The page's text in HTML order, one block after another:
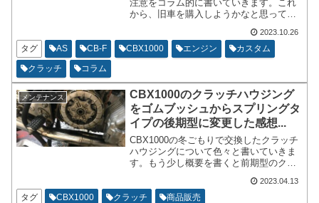
注意をコラム的に書いていきます。これ
から、旧車を購入しようかなと思ってい
して、実際に車輌を見て個人売買やショ
ップから購入した場合で短時間で公道を
走行できる状態である事となります。
2023.10.26
タグ AS CB-F CBX1000 エンジン
カスタム
クラッチ
コラム
メンテナンス
CBX1000のクラッチハウジング
をゴムブッシュからスプリングタ
イプの後期型に変更した感想...
CBX1000の冬ごもりで交換したクラッチ
ハウジングについて色々と書いていきま
す。もう少し概要を書くと前期型のクラ
ウジングに交換したお話でございます。
2023.04.13
タグ CBX1000 クラッチ 商品販売